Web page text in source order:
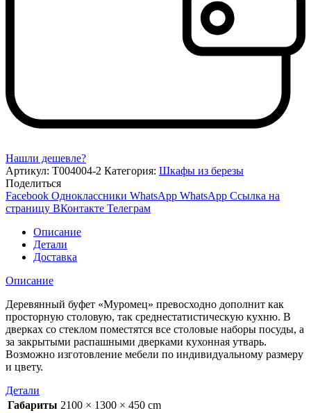
Нашли дешевле?
Артикул: Т004004-2 Категория: Шкафы из березы
Поделиться
Facebook Одноклассники WhatsApp WhatsApp Ссылка на
страницу ВКонтакте Телеграм
Описание
Детали
Доставка
Описание
Деревянный буфет «Муромец» превосходно дополнит как
просторную столовую, так среднестатистическую кухню. В
дверках со стеклом поместятся все столовые наборы посуды, а
за закрытыми распашными дверками кухонная утварь.
Возможно изготовление мебели по индивидуальному размеру
и цвету.
Детали
Габариты 2100 × 1300 × 450 cm